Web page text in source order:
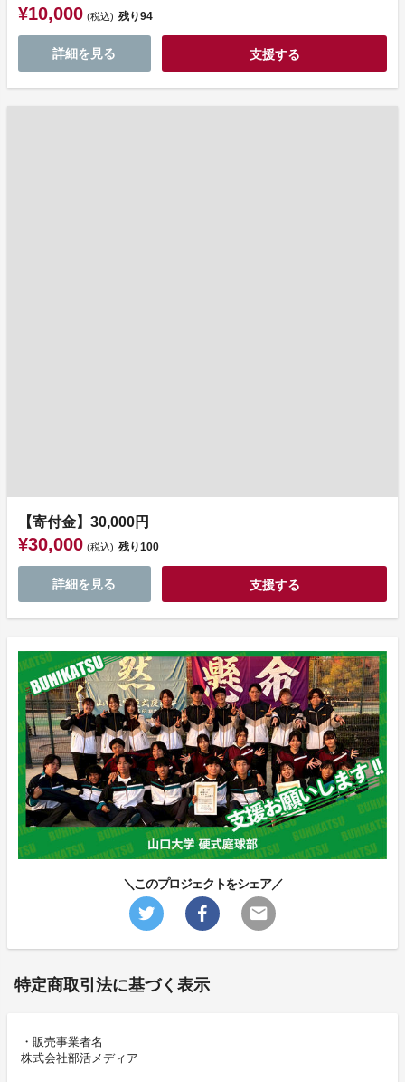
¥10,000 (税込) 残り94
詳細を見る 支援する
【寄付金】30,000円
¥30,000 (税込) 残り100
詳細を見る 支援する
＼このプロジェクトをシェア／
特定商取引法に基づく表示
・販売事業者名
株式会社部活メディア